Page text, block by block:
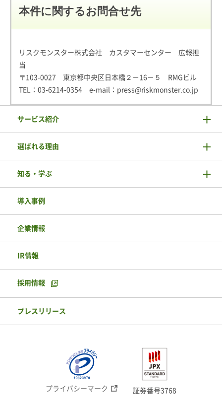
本件に関するお問合せ先
リスクモンスター株式会社 カスタマーセンター 広報担
当
〒103-0027 東京都中央区日本橋２－16－５ RMGビル
TEL： 03-6214-0354 e-mail： press@riskmonster.co.jp
サービス紹介
選ばれる理由
知る・学ぶ
導入事例
企業情報
IR情報
採用情報
プレスリリース
プライバシーマーク 証券番号3768